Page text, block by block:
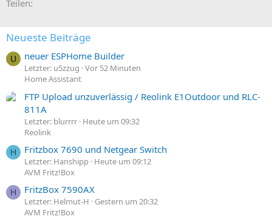
Teilen:
Neueste Beiträge
U neuer ESPHome Builder
Letzter: u5zzug Vor 52 Minuten
Home Assistant
FTP Upload unzuverlässig / Reolink E1Outdoor und RLC-
811A
Letzter: blurrrr Heute um 09:32
Reolink
H Fritzbox 7690 und Netgear Switch
Letzter: Hanshipp Heute um 09:12
AVM Fritz!Box
H FritzBox 7590AX
Letzter: Helmut-H
Gestern um 20:32
AVM Fritz!Box